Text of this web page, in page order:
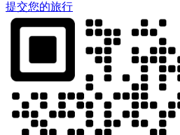
提交您的旅行